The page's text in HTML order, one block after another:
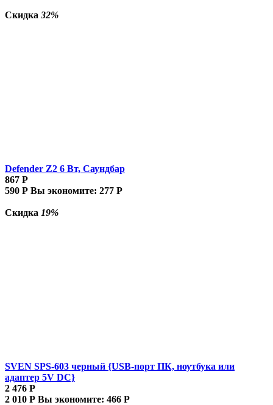
Скидка 32%
Defender Z2 6 Вт, Саундбар
867 Р
590 Р Вы экономите: 277 Р
Скидка 19%
SVEN SPS-603 черный {USB-порт ПК, ноутбука или
адаптер 5V DC}
2 476 Р
2 010 Р Вы экономите: 466 Р